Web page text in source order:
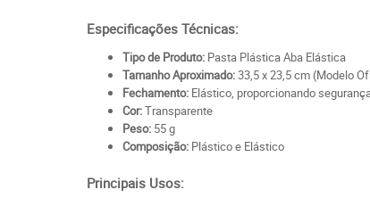
Especificações Técnicas:
Tipo de Produto: Pasta Plástica Aba Elástica
Tamanho Aproximado:33,5 x 23,5 cm (Modelo
Fechamento: Elástico, proporcionando
Cor:Transparente
Peso: 55 g
Composição: Plástico e Elástico
Principais Usos: